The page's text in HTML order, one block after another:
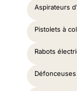
Aspirateurs
Pistolets à
Rabots